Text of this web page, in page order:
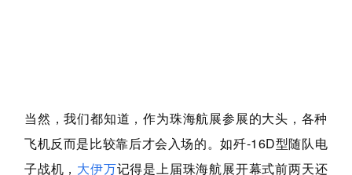
当然，我们都知道，作为珠海航展参展的大头，各种
飞机反而是比较靠后才会入场的。如歼-16D型随队电
子战机， 大伊万记得是上届珠海航展开幕式前两天还